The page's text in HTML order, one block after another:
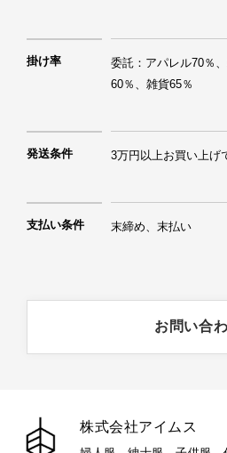
掛け率
委託：アパレル70％
60％、雑貨65％
発送条件 3万円以上お買い上げ
支払い条件 末締め、末払い
お問い合
株式会社アイムス